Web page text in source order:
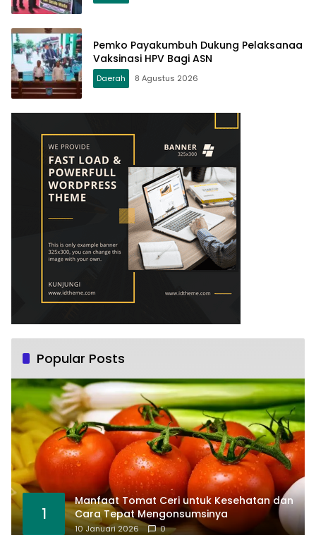
Pemko Payakumbuh Dukung Pelaksanaa
Vaksinasi HPV Bagi ASN
Daerah 8 Agustus 2026
Popular Posts
1
Manfaat Tomat Ceri untuk Kesehatan dan
Cara Tepat Mengonsumsinya
10 Januari 2026 0